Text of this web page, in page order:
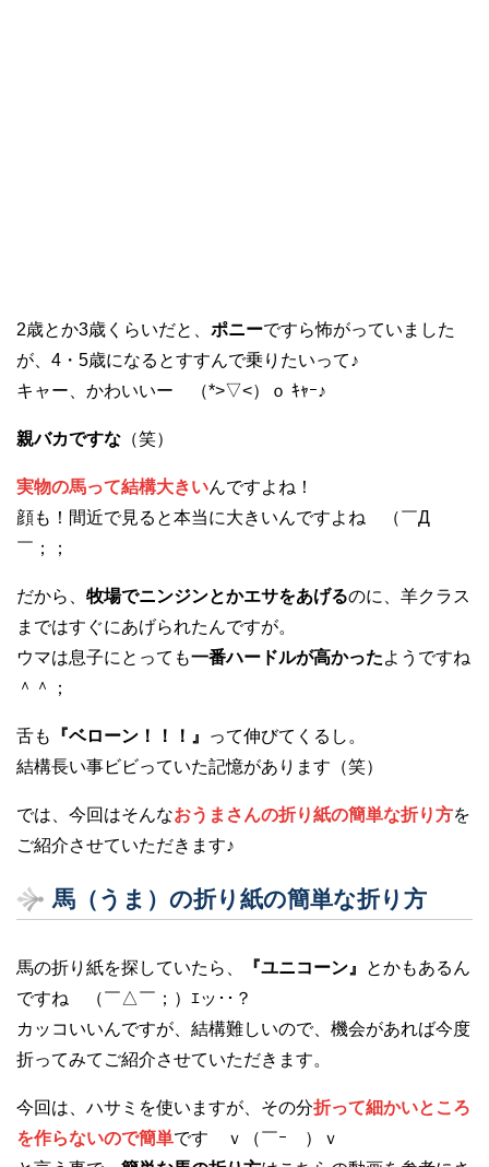
2歳とか3歳くらいだと、 ポニーですら怖がっていました
が、4・5歳になるとすすんで乗りたいって♪
キャー、かわいいー （*>▽<）ｏ ｷｬｰ♪
親バカですな （笑）
実物の馬って結構大きいんですよね！
顔も！間近で見ると本当に大きいんですよね （￣Д
￣；；
だから、 牧場でニンジンとかエサをあげるのに、羊クラス
まではすぐにあげられたんですが。
ウマは息子にとっても一番ハードルが高かったようですね
＾＾；
舌も 『ベローン！！！』
って伸びてくるし。
結構長い事ビビっていた記憶があります（笑）
では、今回はそんなおうまさんの折り紙の簡単な折り方を
ご紹介させていただきます♪
馬（うま）の折り紙の簡単な折り方
馬の折り紙を探していたら、 『ユニコーン』
とかもあるん
ですね （￣△￣；）ｴッ･･？
カッコいいんですが、結構難しいので、機会があれば今度
折ってみてご紹介させていただきます。
今回は、ハサミを使いますが、その分折って細かいところ
を作らないので簡単です ｖ（￣ｰ￣）ｖ